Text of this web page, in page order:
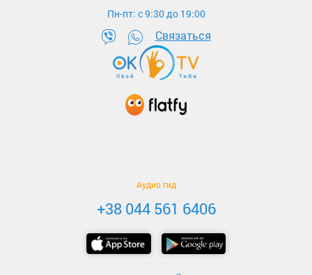
Пн-пт: c 9:30 до 19:00
Связаться
Аудио гид
+38 044 561 6406